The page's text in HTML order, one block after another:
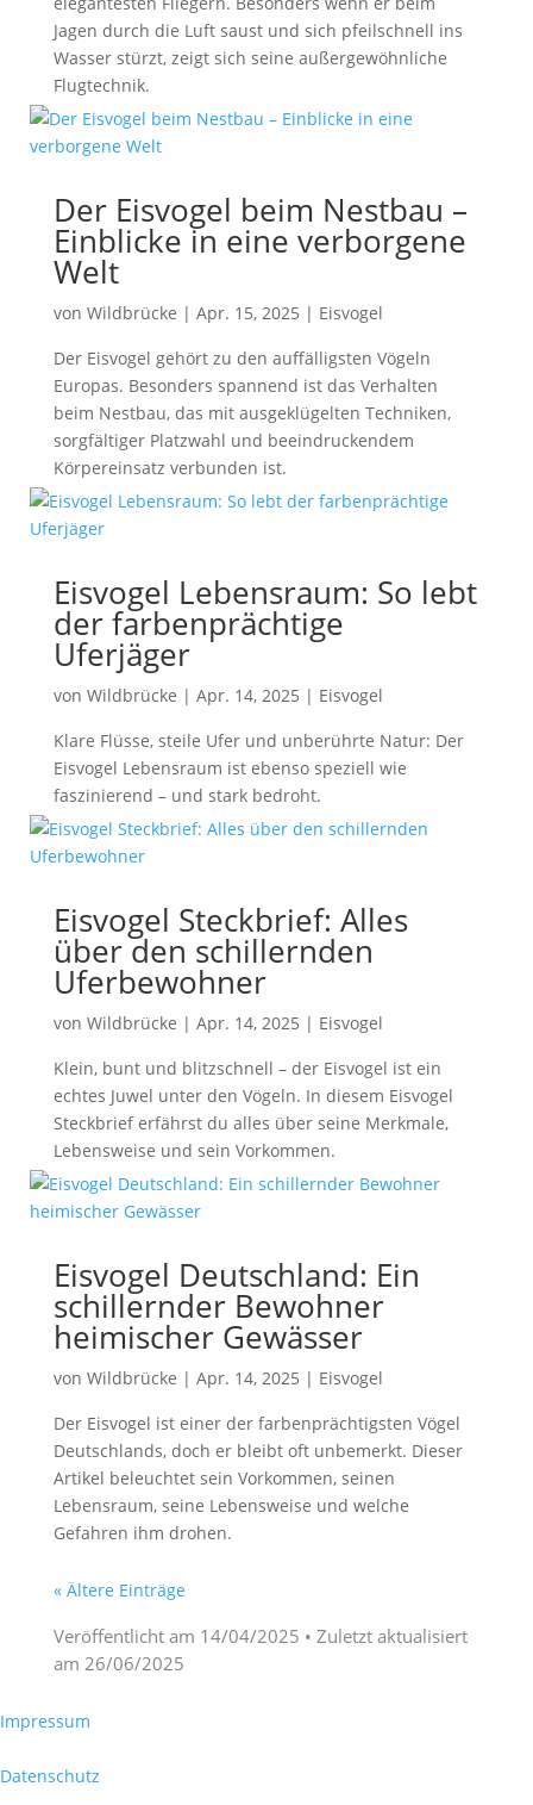
Jagen durch die Luft saust und sich pfeilschnell ins
Wasser stürzt, zeigt sich seine außergewöhnliche
Flugtechnik.
Der Eisvogel beim Nestbau –
Einblicke in eine verborgene
Welt
von Wildbrücke | Apr. 15, 2025 | Eisvogel
Der Eisvogel gehört zu den auffälligsten Vögeln
Europas. Besonders spannend ist das Verhalten
beim Nestbau, das mit ausgeklügelten Techniken,
sorgfältiger Platzwahl und beeindruckendem
Körpereinsatz verbunden ist.
Eisvogel Lebensraum: So lebt
der farbenprächtige
Uferjäger
von Wildbrücke | Apr. 14, 2025 | Eisvogel
Klare Flüsse, steile Ufer und unberührte Natur: Der
Eisvogel Lebensraum ist ebenso speziell wie
faszinierend – und stark bedroht.
Eisvogel Steckbrief: Alles
über den schillernden
Uferbewohner
von Wildbrücke | Apr. 14, 2025 | Eisvogel
Klein, bunt und blitzschnell – der Eisvogel ist ein
echtes Juwel unter den Vögeln. In diesem Eisvogel
Steckbrief erfährst du alles über seine Merkmale,
Lebensweise und sein Vorkommen.
Eisvogel Deutschland: Ein
schillernder Bewohner
heimischer Gewässer
von Wildbrücke | Apr. 14, 2025 | Eisvogel
Der Eisvogel ist einer der farbenprächtigsten Vögel
Deutschlands, doch er bleibt oft unbemerkt. Dieser
Artikel beleuchtet sein Vorkommen, seinen
Lebensraum, seine Lebensweise und welche
Gefahren ihm drohen.
« Ältere Einträge
Veröffentlicht am 14/04/2025 • Zuletzt aktualisiert
am 26/06/2025
Impressum
Datenschutz